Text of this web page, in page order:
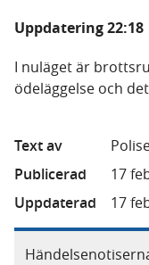
Uppdatering 22:18
I nuläget är
ödeläggelse och
Text av
Publicerad
17
Uppdaterad
17